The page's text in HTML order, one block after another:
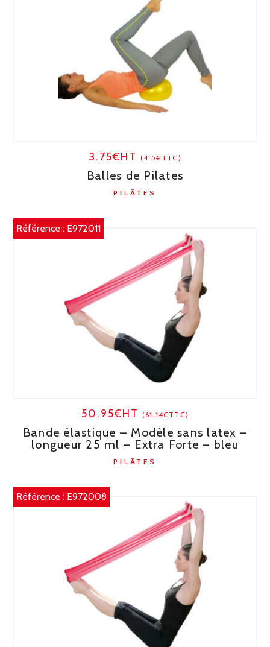
3.75€HT(4.5€TTC)
Balles de Pilates
PILÂTES
Référence : E972011
50.95€HT (61.14€TTC)
Bande élastique – Modèle sans latex –
longueur 25 ml – Extra Forte – bleu
PILÂTES
Référence : E972008